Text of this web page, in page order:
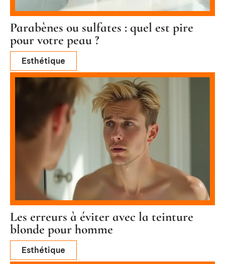
Parabènes ou sulfates : quel est pire
pour votre peau ?
Esthétique
Les erreurs à éviter avec la teinture
blonde pour homme
Esthétique